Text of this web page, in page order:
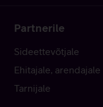
Partnerile
Sideettevõtjale
Ehitajale, arendajale
Tarnijale